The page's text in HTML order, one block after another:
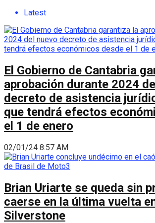
Latest
El Gobierno de Cantabria
aprobación durante 2024
decreto de asistencia
que tendrá efectos
el 1 de enero
02/01/24 8:57 AM
Brian Uriarte se queda sin
caerse en la última vuelta
Silverstone